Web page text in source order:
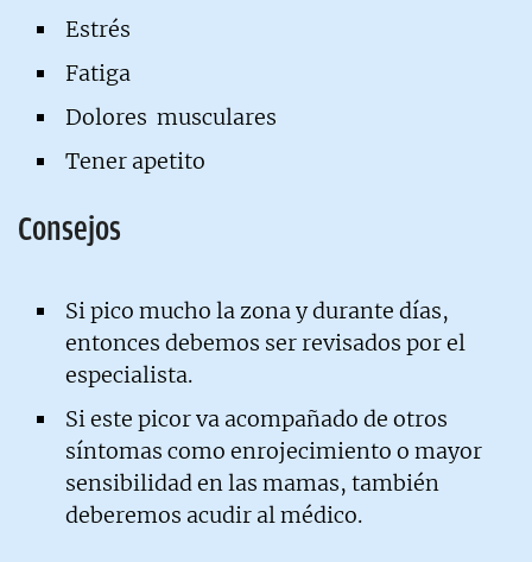
Estrés
Fatiga
Dolores musculares
Tener apetito
Consejos
Si pico mucho la zona y durante días,
entonces debemos ser revisados por el
especialista.
Si este picor va acompañado de otros
síntomas como enrojecimiento o mayor
sensibilidad en las mamas, también
deberemos acudir al médico.